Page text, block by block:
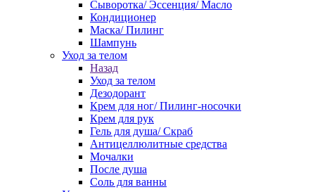
Сыворотка/ Эссенция/ Масло
Кондиционер
Маска/ Пилинг
Шампунь
Уход за телом
Назад
Уход за телом
Дезодорант
Крем для ног/ Пилинг-носочки
Крем для рук
Гель для душа/ Скраб
Антицеллюлитные средства
Мочалки
После душа
Соль для ванны